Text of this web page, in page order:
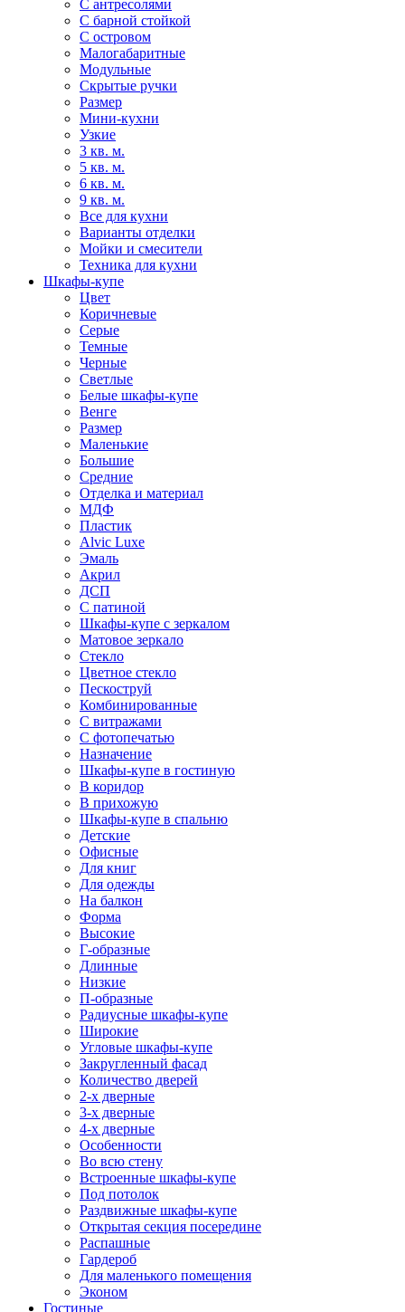
С антресолями
С барной стойкой
С островом
Малогабаритные
Модульные
Скрытые ручки
Размер
Мини-кухни
Узкие
3 кв. м.
5 кв. м.
6 кв. м.
9 кв. м.
Все для кухни
Варианты отделки
Мойки и смесители
Техника для кухни
Шкафы-купе
Цвет
Коричневые
Серые
Темные
Черные
Светлые
Белые шкафы-купе
Венге
Размер
Маленькие
Большие
Средние
Отделка и материал
МДФ
Пластик
Alvic Luxe
Эмаль
Акрил
ДСП
С патиной
Шкафы-купе с зеркалом
Матовое зеркало
Стекло
Цветное стекло
Пескоструй
Комбинированные
С витражами
С фотопечатью
Назначение
Шкафы-купе в гостиную
В коридор
В прихожую
Шкафы-купе в спальню
Детские
Офисные
Для книг
Для одежды
На балкон
Форма
Высокие
Г-образные
Длинные
Низкие
П-образные
Радиусные шкафы-купе
Широкие
Угловые шкафы-купе
Закругленный фасад
Количество дверей
2-х дверные
3-х дверные
4-х дверные
Особенности
Во всю стену
Встроенные шкафы-купе
Под потолок
Раздвижные шкафы-купе
Открытая секция посередине
Распашные
Гардероб
Для маленького помещения
Эконом
Гостиные